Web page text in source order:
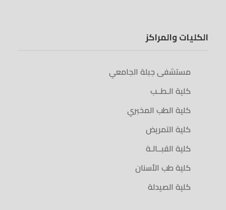
الكليات والمراكز
مستشفى جبلة الجامعي
كلية الـطــب
كلية الطب المخبري
كلية التمريض
كلية القبــالـة
كلية طب الأسنان
كلية الصيدلة